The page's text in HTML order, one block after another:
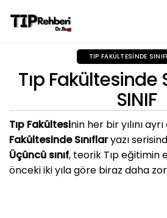
TIP FAKÜLTESINDE
Tıp Fakültesinde
SINIF
Tıp Fakültesinin her bir yılını
Fakültesinde Sınıflaryazı
Üçüncü sınıf, teorik Tıp eğitimin
önceki iki yıla göre biraz daha